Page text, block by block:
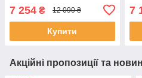
7 254 ₴ 12 090 ₴
Купити
7
Акційні пропозиції та